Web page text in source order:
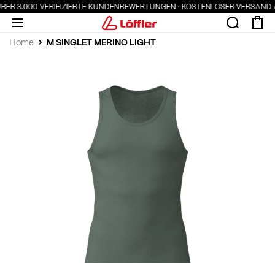
3.000 VERIFIZIERTE KUNDENBEWERTUNGEN · KOSTENLOSER VERSAND
Home M SINGLET MERINO LIGHT